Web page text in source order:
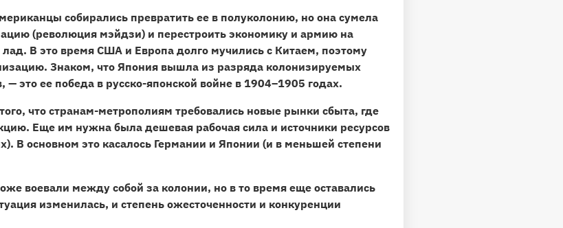
собирались превратить ее в полуколонию, но она сумела
(революция мэйдзи) и перестроить экономику и армию на
лад. В это время США и Европа долго мучились с Китаем, поэтому
Знаком, что Япония вышла из разряда колонизируемых
— это ее победа в русско-японской войне в 1904–1905 годах.
что странам-метрополиям требовались новые рынки сбыта, где
Еще им нужна была дешевая рабочая сила и источники ресурсов
В основном это касалось Германии и Японии (и в меньшей степени
воевали между собой за колонии, но в то время еще оставались
изменилась, и степень ожесточенности и конкуренции